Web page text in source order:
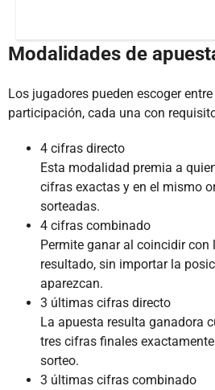
Modalidades de
Los jugadores pueden escoger
participación, cada una con
4 cifras directo
Esta modalidad premia a
cifras exactas y en el mismo
sorteadas.
4 cifras combinado
Permite ganar al coincidir con
resultado, sin importar la
aparezcan.
3 últimas cifras directo
La apuesta resulta ganadora
tres cifras finales
sorteo.
3 últimas cifras combinado